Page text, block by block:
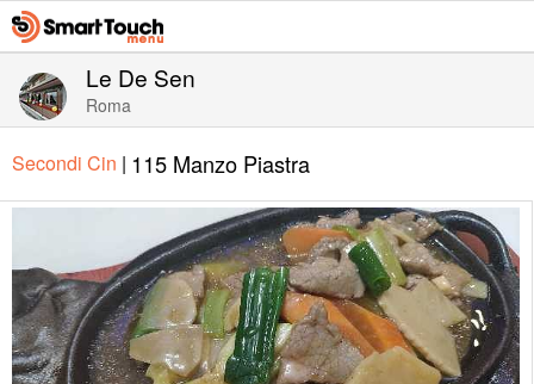
Le De Sen
Roma
Secondi Cin | 115 Manzo Piastra